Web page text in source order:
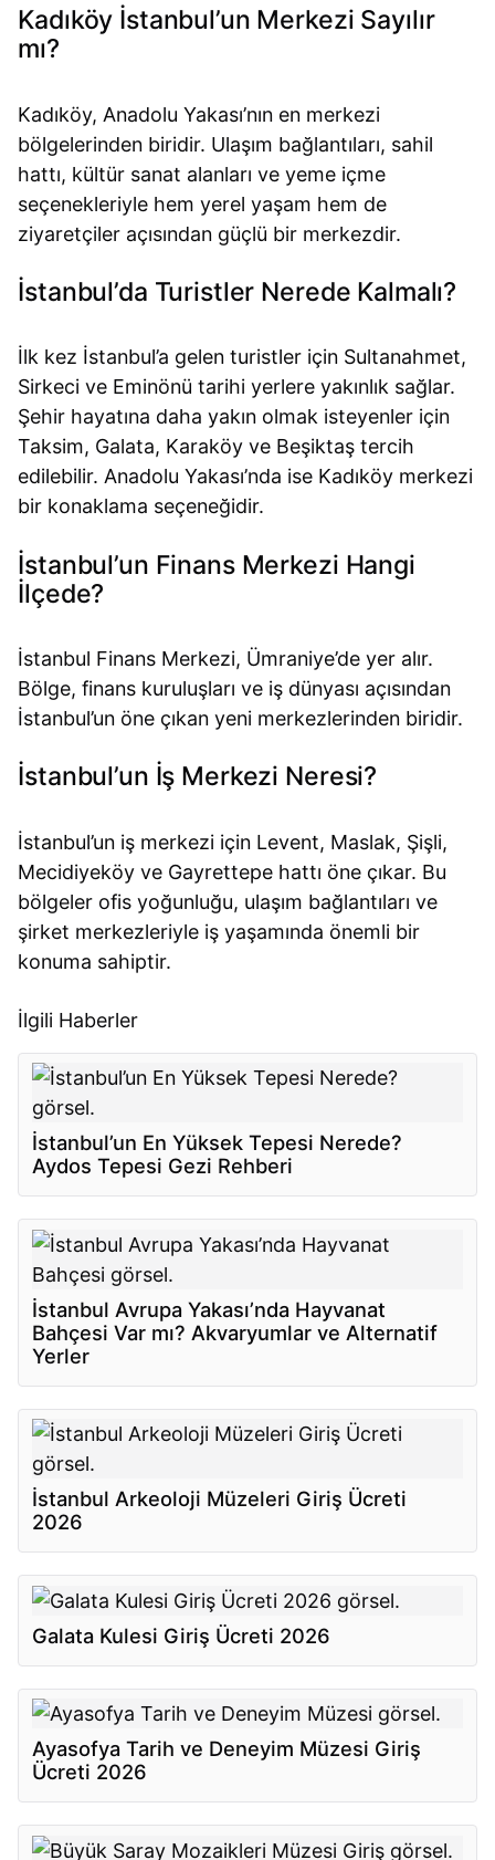
Kadıköy İstanbul’un Merkezi Sayılır
mı?
Kadıköy, Anadolu Yakası’nın en merkezi
bölgelerinden biridir. Ulaşım bağlantıları, sahil
hattı, kültür sanat alanları ve yeme içme
seçenekleriyle hem yerel yaşam hem de
ziyaretçiler açısından güçlü bir merkezdir.
İstanbul’da Turistler Nerede Kalmalı?
İlk kez İstanbul’a gelen turistler için Sultanahmet,
Sirkeci ve Eminönü tarihi yerlere yakınlık sağlar.
Şehir hayatına daha yakın olmak isteyenler için
Taksim, Galata, Karaköy ve Beşiktaş tercih
edilebilir. Anadolu Yakası’nda ise Kadıköy merkezi
bir konaklama seçeneğidir.
İstanbul’un Finans Merkezi Hangi
İlçede?
İstanbul Finans Merkezi, Ümraniye’de yer alır.
Bölge, finans kuruluşları ve iş dünyası açısından
İstanbul’un öne çıkan yeni merkezlerinden biridir.
İstanbul’un İş Merkezi Neresi?
İstanbul’un iş merkezi için Levent, Maslak, Şişli,
Mecidiyeköy ve Gayrettepe hattı öne çıkar. Bu
bölgeler ofis yoğunluğu, ulaşım bağlantıları ve
şirket merkezleriyle iş yaşamında önemli bir
konuma sahiptir.
İlgili Haberler
İstanbul’un En Yüksek Tepesi Nerede?
Aydos Tepesi Gezi Rehberi
İstanbul Avrupa Yakası’nda Hayvanat
Bahçesi Var mı? Akvaryumlar ve Alternatif
Yerler
İstanbul Arkeoloji Müzeleri Giriş Ücreti
2026
Galata Kulesi Giriş Ücreti 2026
Ayasofya Tarih ve Deneyim Müzesi Giriş
Ücreti 2026